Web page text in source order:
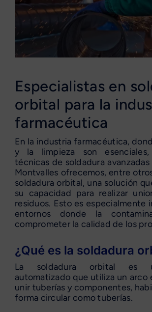
Especialistas en
orbital para la
farmacéutica
En la industria farmacéutica,
y la limpieza son
técnicas de soldadura avanzadas
Montvalles ofrecemos, entre
soldadura orbital, una solución
su capacidad para realizar
residuos. Esto es especialmente
entornos donde la
comprometer la calidad de los
¿Qué es la soldadura
La soldadura orbital es
automatizado que utiliza un arco
unir tuberías y componentes,
forma circular como tuberías.